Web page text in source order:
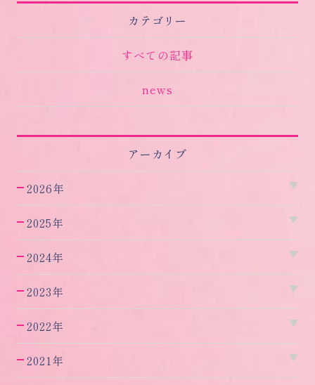
カテゴリー
すべての記事
news
アーカイブ
2026年
2025年
2024年
2023年
2022年
2021年